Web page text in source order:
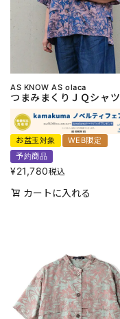
AS KNOW AS olaca
つまみまくりＪＱシャツ
お盆玉対象
WEB限定
予約商品
¥21,780税込
カートに入れる